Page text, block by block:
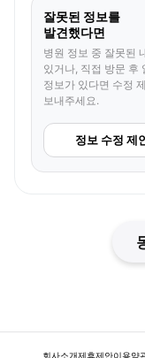
잘못된 정보를
발견했다면
병원 정보 중 잘못된
있거나, 직접 방문 후
정보가 있다면 수정
보내주세요.
정보 수정 제
회사소개제휴제안이용약